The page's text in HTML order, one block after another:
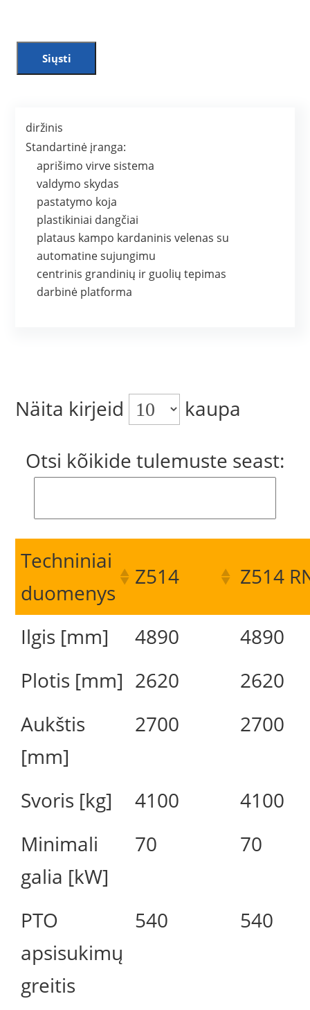
Siųsti
diržinis
Standartinė įranga:
aprišimo virve sistema
valdymo skydas
pastatymo koja
plastikiniai dangčiai
plataus kampo kardaninis velenas su
automatine sujungimu
centrinis grandinių ir guolių tepimas
darbinė platforma
Näita kirjeid
kaupa
Otsi kõikide tulemuste seast:
Techniniai
duomenys
Z514 Z514
Ilgis [mm] 4890
4890
Plotis [mm] 2620
2620
Aukštis
[mm]
2700 2700
Svoris [kg] 4100
4100
Minimali
galia [kW]
70 70
PTO
apsisukimų
greitis
540 540